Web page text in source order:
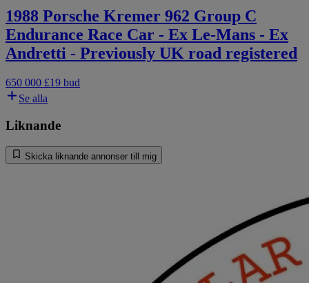
1988 Porsche Kremer 962 Group C
Endurance Race Car - Ex Le-Mans - Ex
Andretti - Previously UK road registered
650 000 £19 bud
Se alla
Liknande
Skicka liknande annonser till mig